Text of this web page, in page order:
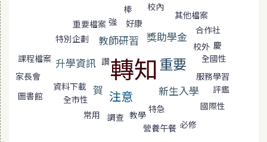
棒
校內
重要檔案 強 好康
其他檔案
特別企劃
教師研習 獎助學金
合作社
校外 慶
課程檔案 升學資訊 讚轉知重要
全國性
家長會
圖書館
資料下載
服務學習
全市性
賀 注意 新生入學 評鑑
常用 調查 教學 特急
國際性
營養午餐 必修